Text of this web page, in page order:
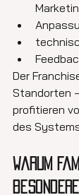
Der
Standorten
profitieren
des
Warum